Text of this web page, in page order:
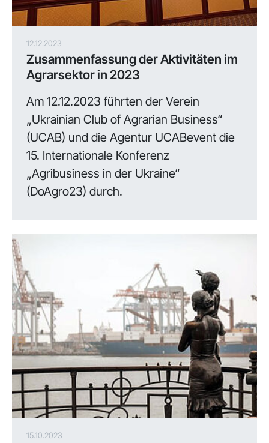
12.12.2023
Zusammenfassung der Aktivitäten im
Agrarsektor in 2023
Am 12.12.2023 führten der Verein
„Ukrainian Club of Agrarian Business“
(UCAB) und die Agentur UCABevent die
15. Internationale Konferenz
„Agribusiness in der Ukraine“
(DoAgro23) durch.
15.10.2023